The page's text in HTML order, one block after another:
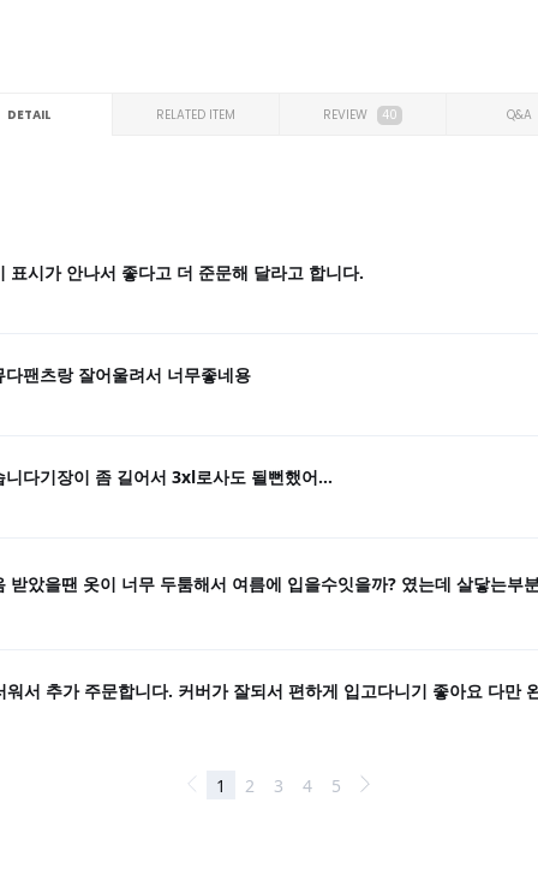
DETAIL RELATED ITEM REVIEW 40 Q&A